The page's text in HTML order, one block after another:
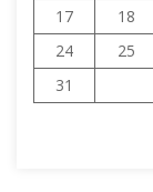
17
18
24
25
31